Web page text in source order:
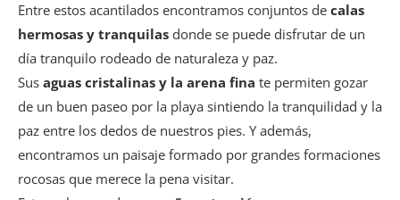
Entre estos acantilados encontramos conjuntos de calas
hermosas y tranquilas donde se puede disfrutar de un
día tranquilo rodeado de naturaleza y paz.
Sus aguas cristalinas y la arena fina te permiten gozar
de un buen paseo por la playa sintiendo la tranquilidad y la
paz entre los dedos de nuestros pies. Y además,
encontramos un paisaje formado por grandes formaciones
rocosas que merece la pena visitar.